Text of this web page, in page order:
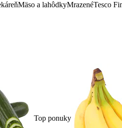
Mäso a lahôdkyMrazenéTesco
Top ponuky